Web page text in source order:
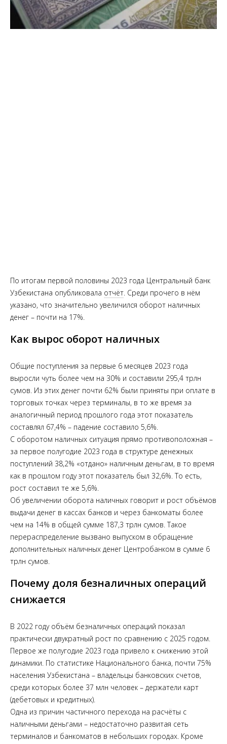
По итогам первой половины 2023 года Центральный банк
Узбекистана опубликовала отчёт. Среди прочего в нём
указано, что значительно увеличился оборот наличных
денег – почти на 17%.
Как вырос оборот наличных
Общие поступления за первые 6 месяцев 2023 года
выросли чуть более чем на 30% и составили 295,4 трлн
сумов. Из этих денег почти 62% были приняты при оплате в
торговых точках через терминалы, в то же время за
аналогичный период прошлого года этот показатель
составлял 67,4% – падение составило 5,6%.
С оборотом наличных ситуация прямо противоположная –
за первое полугодие 2023 года в структуре денежных
поступлений 38,2% «отдано» наличным деньгам, в то время
как в прошлом году этот показатель был 32,6%. То есть,
рост составил те же 5,6%.
Об увеличении оборота наличных говорит и рост объёмов
выдачи денег в кассах банков и через банкоматы более
чем на 14% в общей сумме 187,3 трлн сумов. Такое
перераспределение вызвано выпуском в обращение
дополнительных наличных денег Центробанком в сумме 6
трлн сумов.
Почему доля безналичных операций
снижается
В 2022 году объём безналичных операций показал
практически двукратный рост по сравнению с 2025 годом.
Первое же полугодие 2023 года привело к снижению этой
динамики. По статистике Национального банка, почти 75%
населения Узбекистана – владельцы банковских счетов,
среди которых более 37 млн человек – держатели карт
(дебетовых и кредитных).
Одна из причин частичного перехода на расчёты с
наличными деньгами – недостаточно развитая сеть
терминалов и банкоматов в небольших городах. Кроме